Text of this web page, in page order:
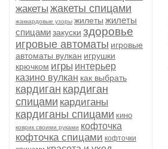
жакеты жакеты спицами
жаккардовые узоры жилеты жилеты
спицамизакуски здоровье
игровые автоматы игровые
автоматы вулкан игрушки
крючком игры интерьер
казино вулкан как выбрать
кардиган кардиган
спицами кардиганы
кардиганы спицами кино
коврик своими руками кофточка
кофточка спицами кофточки